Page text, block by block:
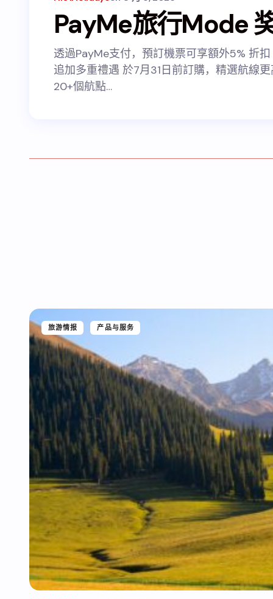
PayMe旅行Mode
透過PayMe支付，預訂機票可享額外5% 折
追加多重禮遇 於7月31日前訂購，精選航線
20+個航點…
旅游情报 产品与服务